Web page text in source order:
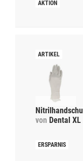
von Dental XL